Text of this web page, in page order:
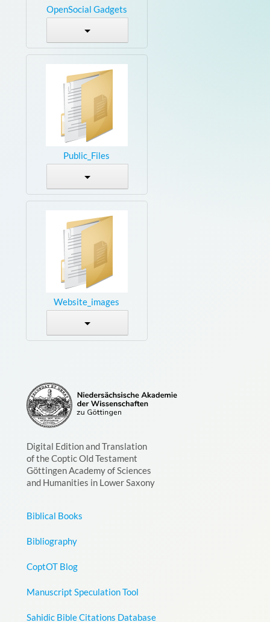
OpenSocial Gadgets
Public_Files
Website_images
Digital Edition and Translation
of the Coptic Old Testament
Göttingen Academy of Sciences
and Humanities in Lower Saxony
Biblical Books
Bibliography
CoptOT Blog
Manuscript Speculation Tool
Sahidic Bible Citations Database